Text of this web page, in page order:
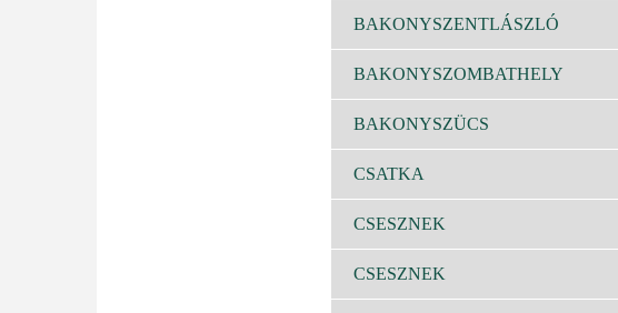
BAKONYSZENTLÁSZLÓ
BAKONYSZOMBATHELY
BAKONYSZÜCS
CSATKA
CSESZNEK
CSESZNEK